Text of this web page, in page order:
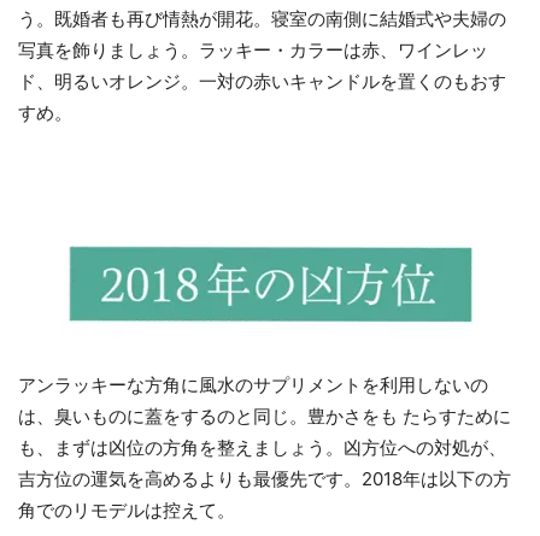
う。既婚者も再び情熱が開花。寝室の南側に結婚式や夫婦の
写真を飾りましょう。ラッキー・カラーは赤、ワインレッ
ド、明るいオレンジ。一対の赤いキャンドルを置くのもおす
すめ。
アンラッキーな方角に風水のサプリメントを利用しないの
は、臭いものに蓋をするのと同じ。豊かさをも たらすために
も、まずは凶位の方角を整えましょう。凶方位への対処が、
吉方位の運気を高めるよりも最優先です。2018年は以下の方
角でのリモデルは控えて。